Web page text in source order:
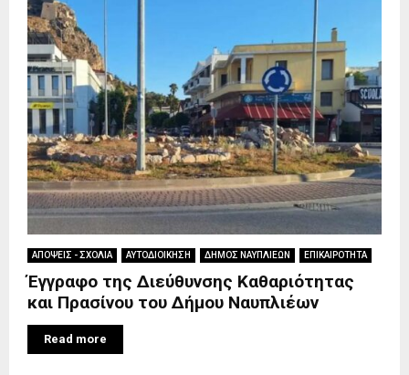
ΑΠΟΨΕΙΣ - ΣΧΟΛΙΑ ΑΥΤΟΔΙΟΙΚΗΣΗ ΔΗΜΟΣ ΝΑΥΠΛΙΕΩΝ ΕΠΙΚΑΙΡΟΤΗΤΑ
Έγγραφο της Διεύθυνσης Καθαριότητας
και Πρασίνου του Δήμου Ναυπλιέων
Read more